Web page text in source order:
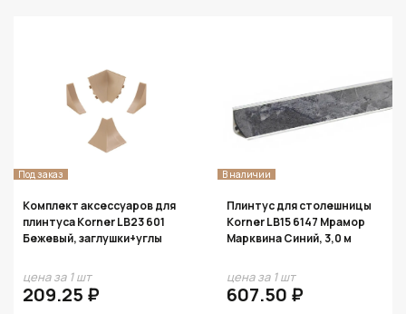
аксессуаров для
Korner LB23 601
заглушки+углы
1 шт
₽
Плинтус для столешницы
Korner LB15 6147 Мрамор
Марквина Синий, 3,0 м
цена за 1 шт
607.50 ₽